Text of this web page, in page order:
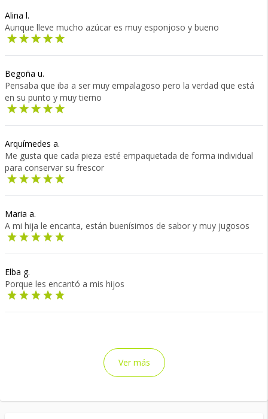
Alina l.
Aunque lleve mucho azúcar es muy esponjoso y bueno
Begoña u.
Pensaba que iba a ser muy empalagoso pero la verdad que está
en su punto y muy tierno
Arquímedes a.
Me gusta que cada pieza esté empaquetada de forma individual
para conservar su frescor
Maria a.
A mi hija le encanta, están buenísimos de sabor y muy jugosos
Elba g.
Porque les encantó a mis hijos
Ver más